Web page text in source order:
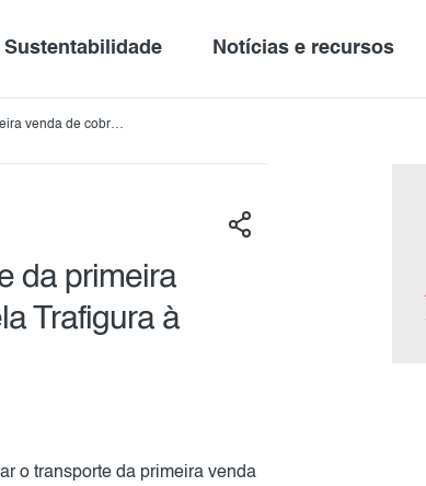
Sustentabilidade Notícias e recursos
venda de cobre
da primeira
Trafigura à
o transporte da primeira venda